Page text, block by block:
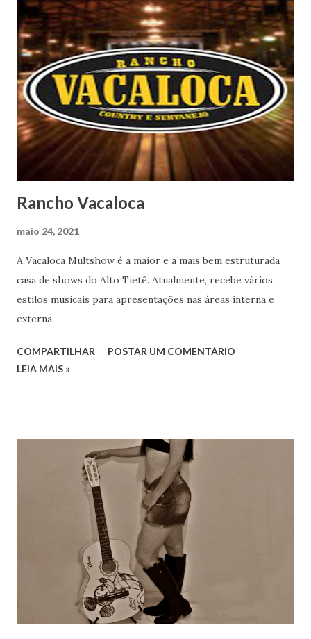
Rancho Vacaloca
maio 24, 2021
A Vacaloca Multshow é a maior e a mais bem estruturada
casa de shows do Alto Tietê. Atualmente, recebe vários
estilos musicais para apresentações nas áreas interna e
externa.
COMPARTILHAR
POSTAR UM COMENTÁRIO
LEIA MAIS »